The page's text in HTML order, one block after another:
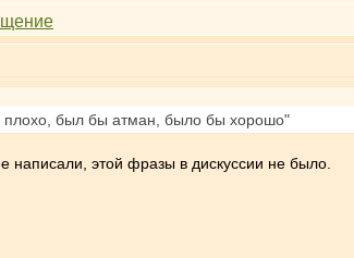
плохо, был бы атман, было бы хорошо"
написали, этой фразы в дискуссии не было.